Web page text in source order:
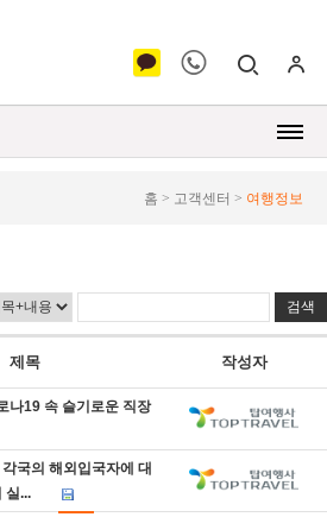
홈 > 고객센터 > 여행정보
제목 작성자
나19 속 슬기로운 직장
국의 해외입국자에 대
실...